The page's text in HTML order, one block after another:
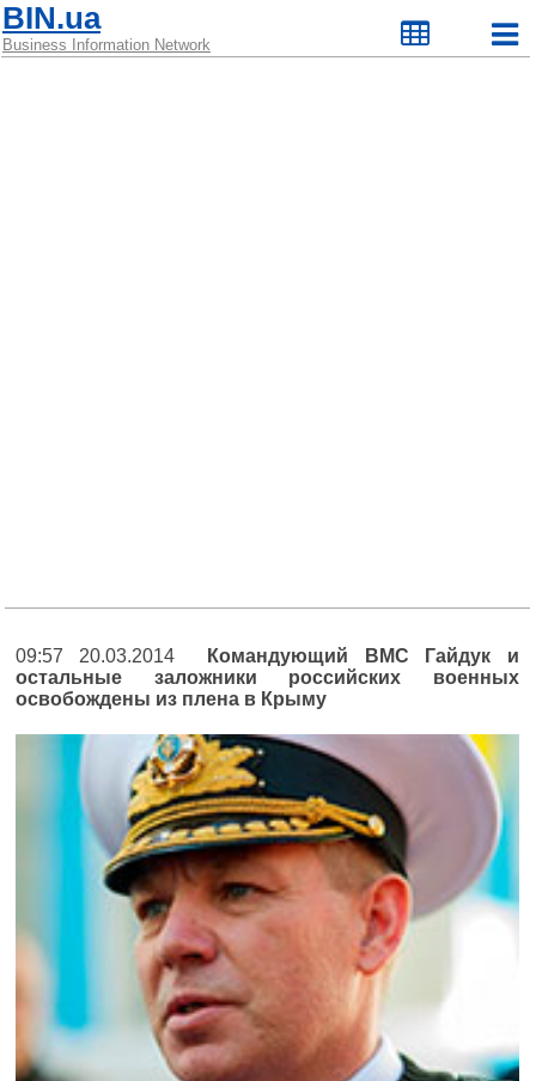
BIN.ua
Business Information Network
09:57 20.03.2014
Командующий ВМС Гайдук и
остальные заложники российских военных
освобождены из плена в Крыму